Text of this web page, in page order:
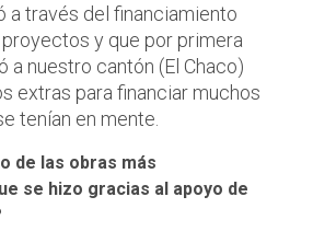
a través del financiamiento
y que por primera
a nuestro cantón (El Chaco)
extras para financiar muchos
tenían en mente.
de las obras más
se hizo gracias al apoyo de